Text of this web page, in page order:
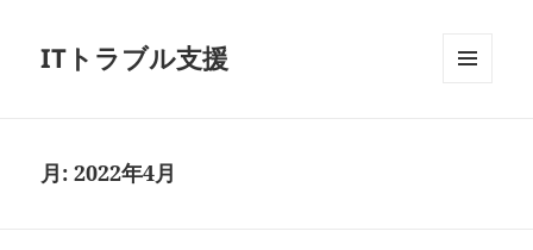
ITトラブル支援
月:2022年4月